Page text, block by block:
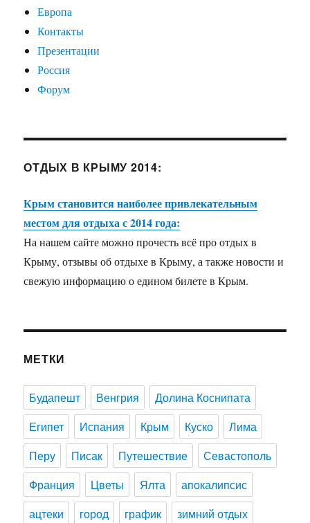
Европа
Контакты
Презентации
Россия
Форум
ОТДЫХ В КРЫМУ 2014:
Крым становится наиболее привлекательным
местом для отдыха с 2014 года:
На нашем сайте можно прочесть всё про отдых в
Крыму, отзывы об отдыхе в Крыму, а также новости и
свежую информацию о едином билете в Крым.
МЕТКИ
Будапешт Венгрия
Долина Коснипата
Египет
Испания Крым Куско
Лима
Перу
Писак Путешествие
Севастополь
Франция
Цветы Ялта
апокалипсис
ацтеки
город график
зимний отдых